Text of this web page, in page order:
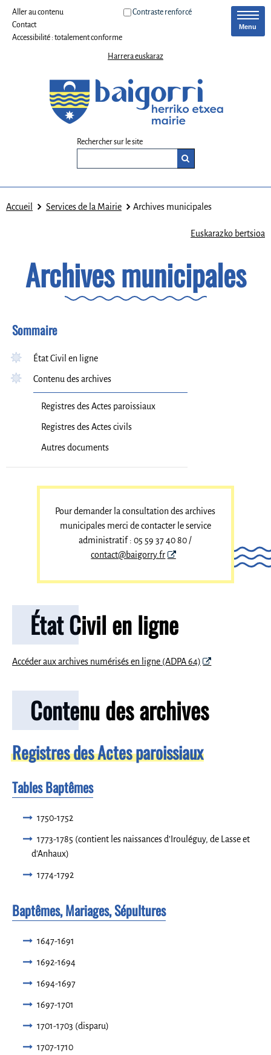
Aller au contenu
Contact
Accessibilité : totalement conforme
Contraste renforcé
Harrera euskaraz
Rechercher sur le site
Menu
Accueil Services de la Mairie Archives municipales
Euskarazko bertsioa
Archives municipales
Sommaire
État Civil en ligne
Contenu des archives
Registres des Actes paroissiaux
Registres des Actes civils
Autres documents
Pour demander la consultation des archives
municipales merci de contacter le service
administratif : 05 59 37 40 80 /
contact@baigorry.fr
État Civil en ligne
Accéder aux archives numérisés en ligne (ADPA 64)
Contenu des archives
Registres des Actes paroissiaux
Tables Baptêmes
1750-1752
1773-1785 (contient les naissances d’Irouléguy, de Lasse et
d’Anhaux)
1774-1792
Baptêmes, Mariages, Sépultures
1647-1691
1692-1694
1694-1697
1697-1701
1701-1703 (disparu)
1707-1710